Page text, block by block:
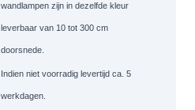
wandlampen zijn in dezelfde kleur
leverbaar van 10 tot 300 cm
doorsnede.
Indien niet voorradig levertijd ca. 5
werkdagen.